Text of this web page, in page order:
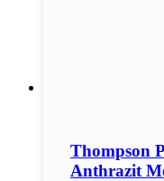
Thompson
Anthrazit